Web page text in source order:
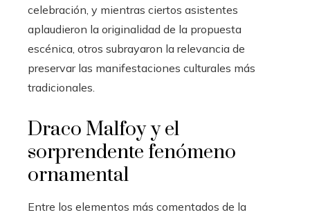
celebración, y mientras ciertos asistentes
aplaudieron la originalidad de la propuesta
escénica, otros subrayaron la relevancia de
preservar las manifestaciones culturales más
tradicionales.
Draco Malfoy y el
sorprendente fenómeno
ornamental
Entre los elementos más comentados de la